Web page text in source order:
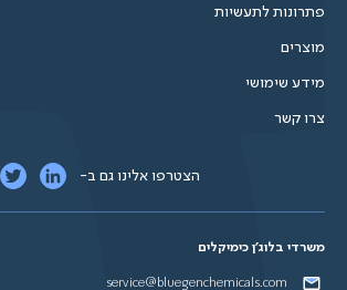
פתרונות לתעשיות
מוצרים
מידע שימושי
צרו קשר
הצטרפו אלינו גם ב-
משרדי בלוג'ן כימיקלים
service@bluegenchemicals.com